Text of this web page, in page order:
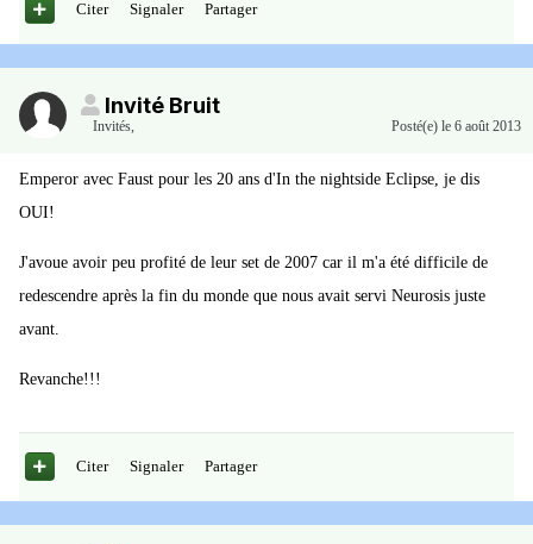
Citer Signaler Partager
Invité Bruit
Invités, Posté(e) le 6 août 2013
Emperor avec Faust pour les 20 ans d'In the nightside Eclipse, je dis
OUI!
J'avoue avoir peu profité de leur set de 2007 car il m'a été difficile de
redescendre après la fin du monde que nous avait servi Neurosis juste
avant.
Revanche!!!
Citer Signaler Partager